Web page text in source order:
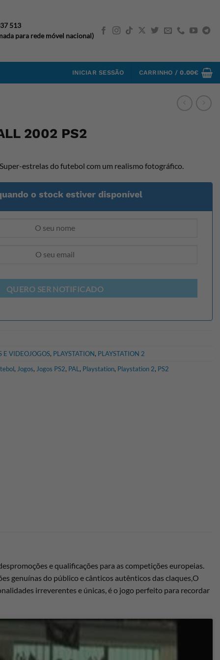
513
para rede móvel nacional)
INICIAR SESSÃO CARRINHO /0.00€
2002 PS2
estrelas do futebol com um realismo fotográfico.
o stock estiver disponível
QUERO SER NOTIFICADO
E VIDEOJOGOS, PLAYSTATION, PLAYSTATION 2
, Jogos, Jogos PS2, PAL , Playstation, Playstation 2, PS2
e qualificações para as competições europeias.
genuínas do público e cânticos autênticos das claques,O
irreverentes e únicas, é o jogo perfeito para recordar